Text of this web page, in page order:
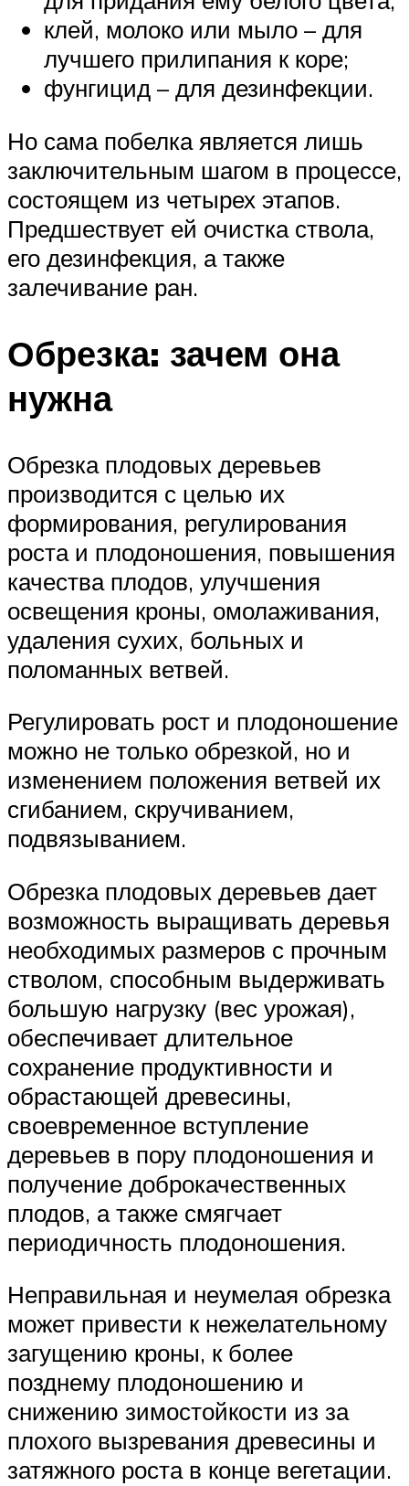
клей, молоко или мыло – для
лучшего прилипания к коре;
фунгицид – для дезинфекции.
Но сама побелка является лишь
заключительным шагом в процессе,
состоящем из четырех этапов.
Предшествует ей очистка ствола,
его дезинфекция, а также
залечивание ран.
Обрезка: зачем она
нужна
Обрезка плодовых деревьев
производится с целью их
формирования, регулирования
роста и плодоношения, повышения
качества плодов, улучшения
освещения кроны, омолаживания,
удаления сухих, больных и
поломанных ветвей.
Регулировать рост и плодоношение
можно не только обрезкой, но и
изменением положения ветвей их
сгибанием, скручиванием,
подвязыванием.
Обрезка плодовых деревьев дает
возможность выращивать деревья
необходимых размеров с прочным
стволом, способным выдерживать
большую нагрузку (вес урожая),
обеспечивает длительное
сохранение продуктивности и
обрастаю­щей древесины,
своевременное вступление
деревьев в пору плодоношения и
получение доброкачественных
плодов, а также смягчает
периодичность плодоношения.
Неправильная и неумелая обрезка
может привести к нежелательному
загущению кроны, к более
позднему плодоношению и
снижению зимостойкости из за
плохого вызревания древесины и
затяжного роста в конце ве­гетации.